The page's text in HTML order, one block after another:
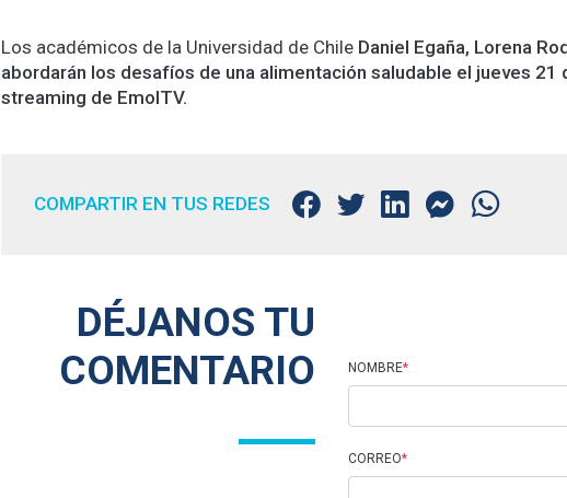
Los académicos de la Universidad de Chile Daniel Egaña, Lorena
abordarán los desafíos de una alimentación saludable el jueves 21
streaming de EmolTV.
COMPARTIR EN TUS REDES
DÉJANOS TU
COMENTARIO
NOMBRE*
CORREO*